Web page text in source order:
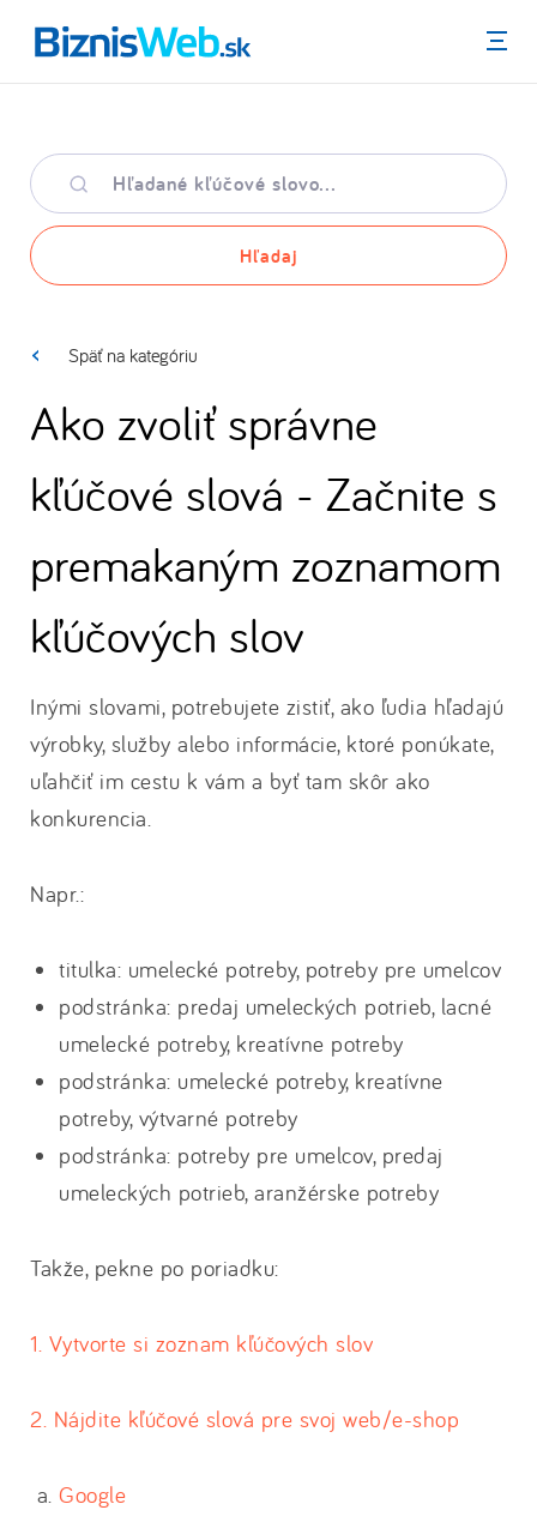
Menu
Hľadané
kľúčové
slovo
Hľadaj
Späť na kategóriu
Ako zvoliť správne
kľúčové slová - Začnite s
premakaným zoznamom
kľúčových slov
Inými slovami, potrebujete zistiť, ako ľudia hľadajú
výrobky, služby alebo informácie, ktoré ponúkate,
uľahčiť im cestu k vám a byť tam skôr ako
konkurencia.
Napr.:
titulka: umelecké potreby, potreby pre umelcov
podstránka: predaj umeleckých potrieb, lacné
umelecké potreby, kreatívne potreby
podstránka: umelecké potreby, kreatívne
potreby, výtvarné potreby
podstránka: potreby pre umelcov, predaj
umeleckých potrieb, aranžérske potreby
Takže, pekne po poriadku:
1. Vytvorte si zoznam kľúčových slov
2. Nájdite kľúčové slová pre svoj web/e-shop
Google